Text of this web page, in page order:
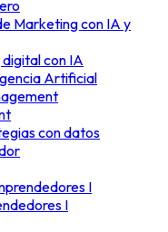
Marketing con IA y
con IA
Artificial
con datos
I
I